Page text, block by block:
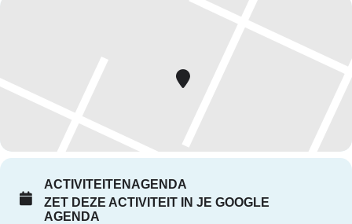
ACTIVITEITENAGENDA
ZET DEZE ACTIVITEIT IN JE GOOGLE
AGENDA